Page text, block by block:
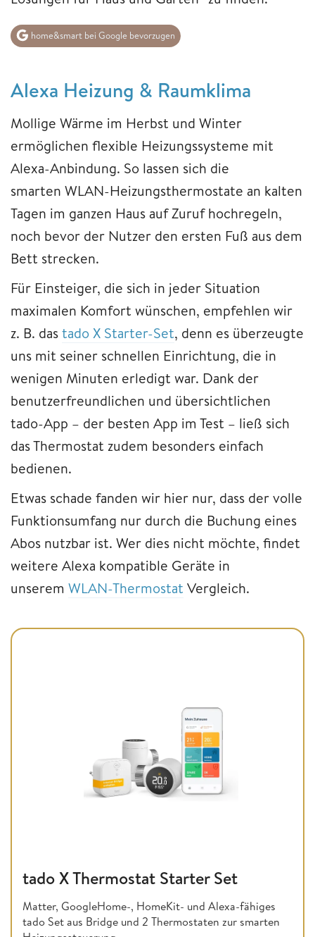
home&smart bei Google bevorzugen
Alexa Heizung & Raumklima
Mollige Wärme im Herbst und Winter
ermöglichen flexible Heizungssysteme mit
Alexa-Anbindung. So lassen sich die
smarten WLAN-Heizungsthermostate an kalten
Tagen im ganzen Haus auf Zuruf hochregeln,
noch bevor der Nutzer den ersten Fuß aus dem
Bett strecken.
Für Einsteiger, die sich in jeder Situation
maximalen Komfort wünschen, empfehlen wir
z. B. dastado X Starter-Set, denn es überzeugte
uns mit seiner schnellen Einrichtung, die in
wenigen Minuten erledigt war. Dank der
benutzerfreundlichen und übersichtlichen
tado-App – der besten App im Test – ließ sich
das Thermostat zudem besonders einfach
bedienen.
Etwas schade fanden wir hier nur, dass der volle
Funktionsumfang nur durch die Buchung eines
Abos nutzbar ist. Wer dies nicht möchte, findet
weitere Alexa kompatible Geräte in
unserem WLAN-Thermostat Vergleich.
tado X Thermostat Starter Set
Matter, GoogleHome-, HomeKit- und Alexa-fähiges
tado Set aus Bridge und 2 Thermostaten zur smarten